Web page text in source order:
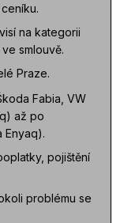
na kategorii
smlouvě.
Praze.
Fabia, VW
až po
Enyaq).
pojištění
problému se